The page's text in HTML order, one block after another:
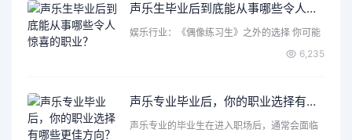
声乐生毕业后到底能从事哪些令人惊喜的职业？
娱乐行业：《偶像练习生》之外的选择 你可能
6,235
声乐专业毕业后，你的职业选择有哪些更佳方向？
声乐专业的毕业生在进入职场后，通常会面临